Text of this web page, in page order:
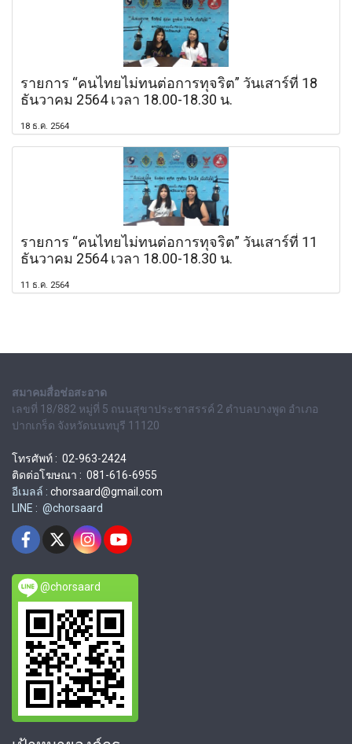
รายการ “คนไทยไม่ทนต่อการทุจริต” วันเสาร์ที่ 18
ธันวาคม 2564 เวลา 18.00-18.30 น.
18 ธ.ค. 2564
รายการ “คนไทยไม่ทนต่อการทุจริต” วันเสาร์ที่ 11
ธันวาคม 2564 เวลา 18.00-18.30 น.
11 ธ.ค. 2564
สมาคมสื่อช่อสะอาด
เลขที่ 18/882 หมู่ที่ 5 ถนนสุขาประชาสรรค์ 2 ตำบลบางพูด อำเภอ
ปากเกร็ด จังหวัดนนทบุรี 11120
โทรศัพท์ : 02-963-2424
ติดต่อโฆษณา : 081-616-6955
อีเมลล์ : chorsaard@gmail.com
LINE : @chorsaard
@chorsaard